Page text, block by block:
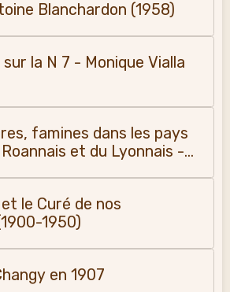
Blanchardon (1958)
la N 7 - Monique Vialla
famines dans les pays
et du Lyonnais -
le Curé de nos
1950)
en 1907